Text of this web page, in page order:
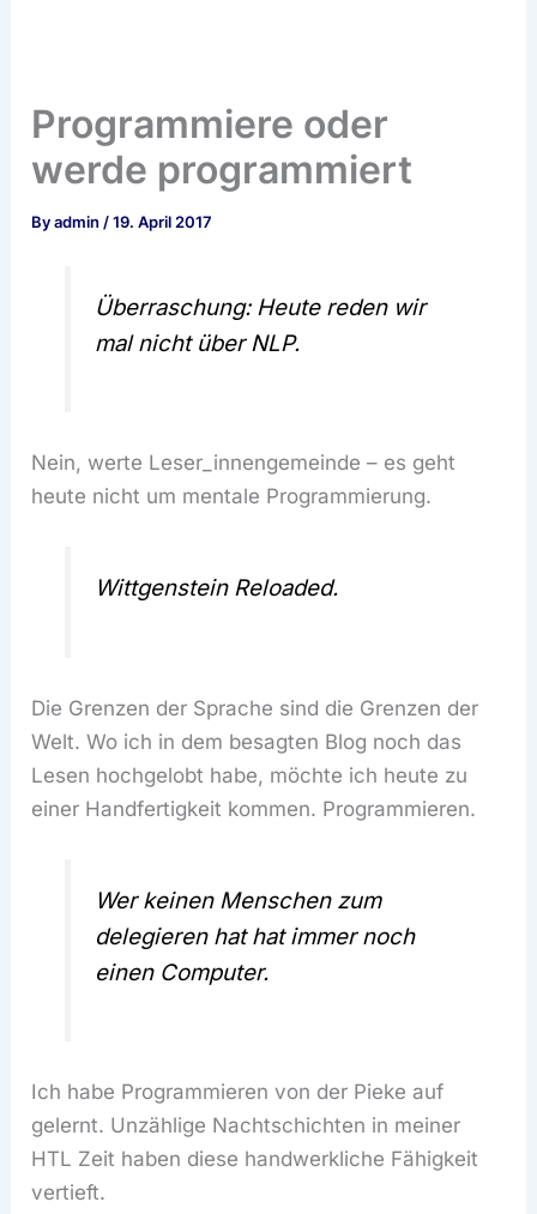
Programmiere oder
werde programmiert
Byadmin /19. April 2017
Überraschung: Heute reden wir
mal nicht über NLP.
Nein, werte Leser_innengemeinde – es geht
heute nicht um mentale Programmierung.
Wittgenstein Reloaded.
Die Grenzen der Sprache sind die Grenzen der
Welt. Wo ich in dem besagten Blog noch das
Lesen hochgelobt habe, möchte ich heute zu
einer Handfertigkeit kommen. Programmieren.
Wer keinen Menschen zum
delegieren hat hat immer noch
einen Computer.
Ich habe Programmieren von der Pieke auf
gelernt. Unzählige Nachtschichten in meiner
HTL Zeit haben diese handwerkliche Fähigkeit
vertieft.